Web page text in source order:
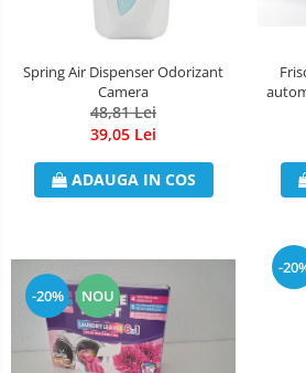
Dezinfectant Bucatarie
Dezinfectant Sano
Domestos Verde
Domestos WC
Gel Antibacterian
Igienol Dezinfectant
Produse Curatenie Baie
Hartie Igienica
Prosoape De Hartie Si Servetele
Prosoape de Hartie
Spring Air Dispenser Odorizant
Camera
48,81 Lei
39,05 Lei
ADAUGA IN COS
-20% NOU
-